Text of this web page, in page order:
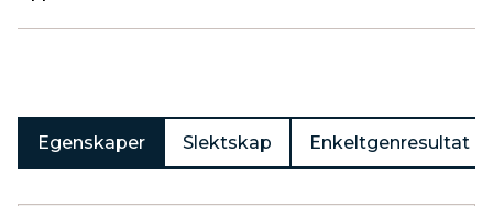
Egenskaper Slektskap Enkeltgenresultat